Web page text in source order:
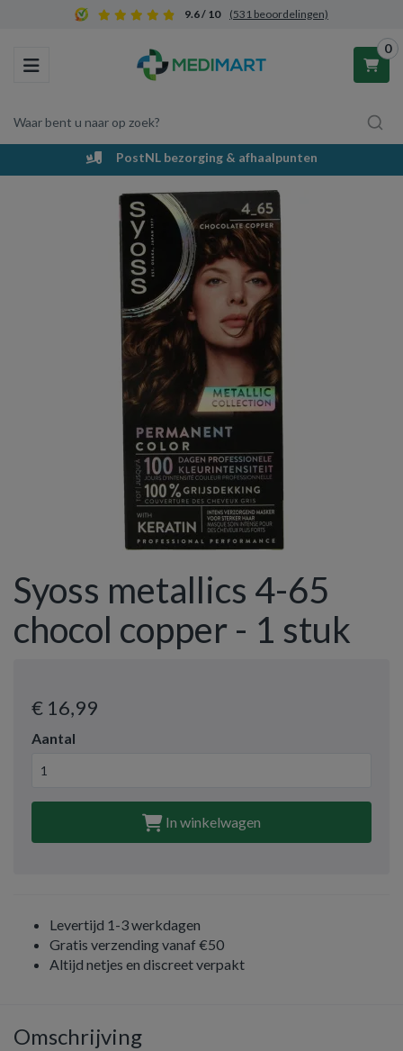
9.6 / 10 (531 beoordelingen)
Toggle navigation
Waar bent u naar op zoek?
0
Winkelwagen
Uw winkelwagen is leeg.
Vul hem met producten.
PostNL bezorging & afhaalpunten
Syoss metallics 4-65
chocol copper - 1 stuk
€ 16,99
Aantal
In winkelwagen
Levertijd 1-3 werkdagen
Gratis verzending vanaf €50
Altijd netjes en discreet verpakt
Omschrijving